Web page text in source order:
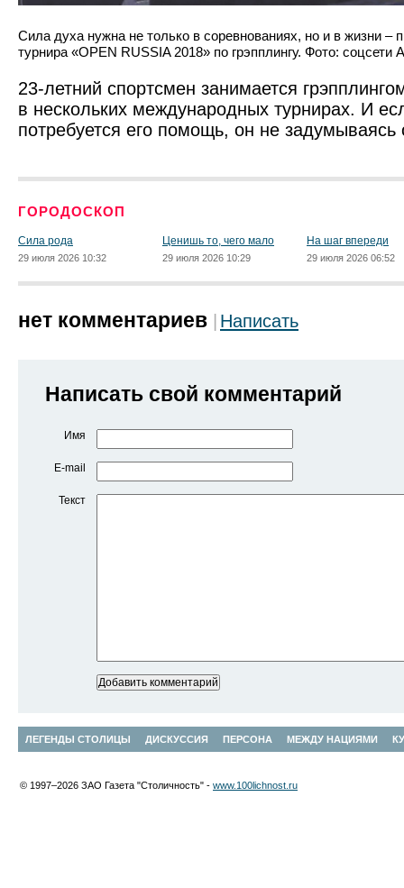
Сила духа нужна не только в соревнованиях, но и в жизни –
турнира «OPEN RUSSIA 2018» по грэпплингу. Фото: соцсети
23-летний спортсмен занимается
в нескольких международных турнирах. И
потребуется его помощь, он не задумываясь
ГОРОДОСКОП
Сила рода
29 июля 2026 10:32
Ценишь то, чего мало
29 июля 2026 10:29
На шаг впереди
29 июля 2026 06:52
нет комментариев Написать
Написать свой комментарий
Имя
E-mail
Текст
ЛЕГЕНДЫ СТОЛИЦЫ ДИСКУССИЯ ПЕРСОНА МЕЖДУ НАЦИЯМИ
© 1997–2026 ЗАО Газета "Столичность" - www.100lichnost.ru